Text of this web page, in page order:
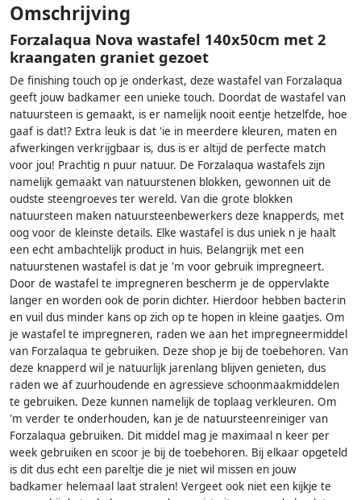
Omschrijving
Forzalaqua Nova wastafel 140x50cm met 2
kraangaten graniet gezoet
De finishing touch op je onderkast, deze wastafel van Forzalaqua
geeft jouw badkamer een unieke touch. Doordat de wastafel van
natuursteen is gemaakt, is er namelijk nooit eentje hetzelfde, hoe
gaaf is dat!? Extra leuk is dat 'ie in meerdere kleuren, maten en
afwerkingen verkrijgbaar is, dus is er altijd de perfecte match
voor jou! Prachtig n puur natuur. De Forzalaqua wastafels zijn
namelijk gemaakt van natuurstenen blokken, gewonnen uit de
oudste steengroeves ter wereld. Van die grote blokken
natuursteen maken natuursteenbewerkers deze knapperds, met
oog voor de kleinste details. Elke wastafel is dus uniek n je haalt
een echt ambachtelijk product in huis. Belangrijk met een
natuurstenen wastafel is dat je 'm voor gebruik impregneert.
Door de wastafel te impregneren bescherm je de oppervlakte
langer en worden ook de porin dichter. Hierdoor hebben bacterin
en vuil dus minder kans op zich op te hopen in kleine gaatjes. Om
je wastafel te impregneren, raden we aan het impregneermiddel
van Forzalaqua te gebruiken. Deze shop je bij de toebehoren. Van
deze knapperd wil je natuurlijk jarenlang blijven genieten, dus
raden we af zuurhoudende en agressieve schoonmaakmiddelen
te gebruiken. Deze kunnen namelijk de toplaag verkleuren. Om
'm verder te onderhouden, kan je de natuursteenreiniger van
Forzalaqua gebruiken. Dit middel mag je maximaal n keer per
week gebruiken en scoor je bij de toebehoren. Bij elkaar opgeteld
is dit dus echt een pareltje die je niet wil missen en jouw
badkamer helemaal laat stralen! Vergeet ook niet een kijkje te